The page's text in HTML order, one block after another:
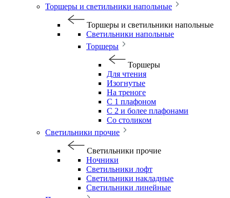
Торшеры и светильники напольные
Торшеры и светильники напольные
Светильники напольные
Торшеры
Торшеры
Для чтения
Изогнутые
На треноге
С 1 плафоном
С 2 и более плафонами
Со столиком
Светильники прочие
Светильники прочие
Ночники
Светильники лофт
Светильники накладные
Светильники линейные